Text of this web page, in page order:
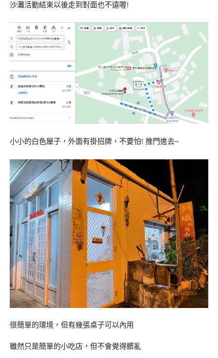
沙灘活動結束以後走到對面也不遠喔!
小小的白色屋子，外面有掛招牌，不要怕! 推門進去~
很簡單的環境，但有幾張桌子可以內用
雖然只是簡單的小吃店，但不會覺得髒亂